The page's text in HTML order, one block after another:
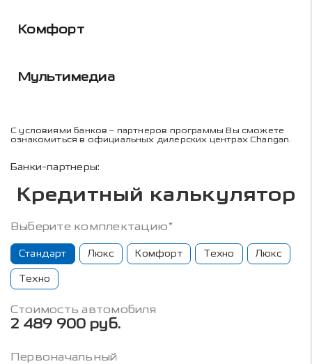
Комфорт
Мультимедиа
С условиями банков – партнеров программы Вы сможете
ознакомиться в официальных дилерских центрах Changan.
Банки-партнеры:
Кредитный калькулятор
Выберите комплектацию*
Стандарт Люкс Комфорт Техно Люкс
Техно
Стоимость автомобиля
2 489 900 руб.
Первоначальный